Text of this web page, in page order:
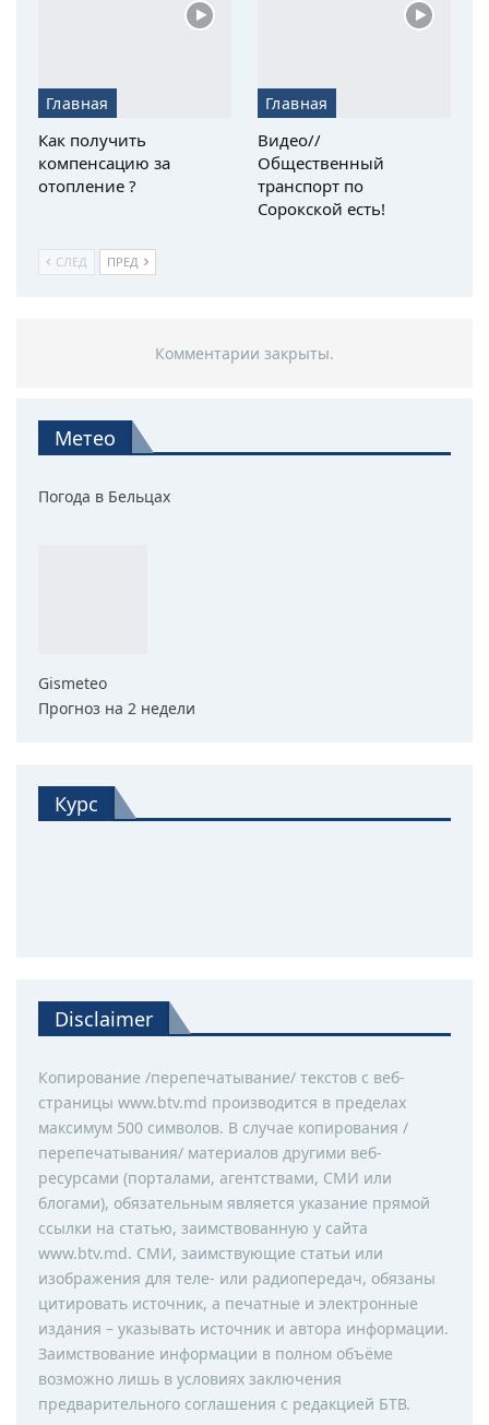
Главная
Как получить
компенсацию за
отопление ?
Главная
Видео//
Общественный
транспорт по
Сорокской есть!
СЛЕД ПРЕД
Комментарии закрыты.
Метео
Погода в Бельцах
Gismeteo
Прогноз на 2 недели
Курс
Disclaimer
Копирование /перепечатывание/ текстов с веб-
страницы www.btv.md производится в пределах
максимум 500 символов. В случае копирования /
перепечатывания/ материалов другими веб-
ресурсами (порталами, агентствами, СМИ или
блогами), обязательным является указание прямой
ссылки на статью, заимствованную у сайта
www.btv.md. СМИ, заимствующие статьи или
изображения для теле- или радиопередач, обязаны
цитировать источник, а печатные и электронные
издания – указывать источник и автора информации.
Заимствование информации в полном объёме
возможно лишь в условиях заключения
предварительного соглашения с редакцией БТВ.